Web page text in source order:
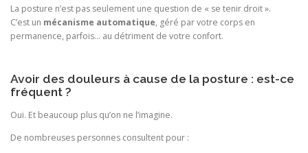
La posture n’est pas seulement une question de « se tenir droit ».
C’est un mécanisme automatique, géré par votre corps en
permanence, parfois… au détriment de votre confort.
Avoir des douleurs à cause de la posture : est-ce
fréquent ?
Oui. Et beaucoup plus qu’on ne l’imagine.
De nombreuses personnes consultent pour :